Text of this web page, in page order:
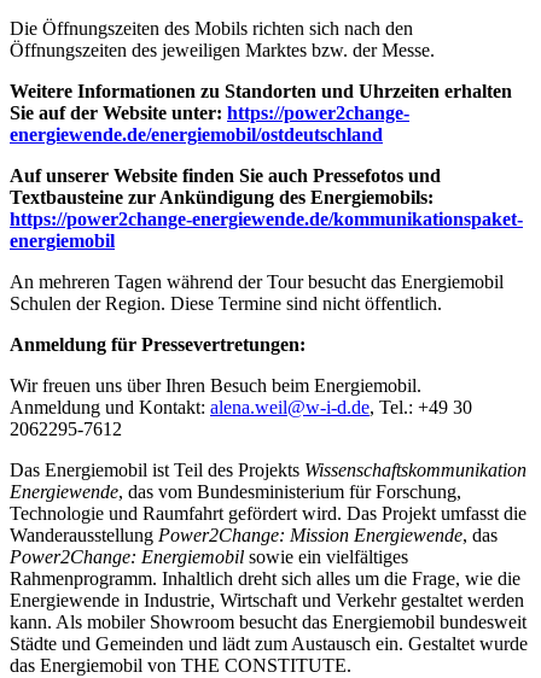
Die Öffnungszeiten des Mobils richten sich nach den
Öffnungszeiten des jeweiligen Marktes bzw. der Messe.
Weitere Informationen zu Standorten und Uhrzeiten erhalten
Sie auf der Website unter: https://power2change-
energiewende.de/energiemobil/ostdeutschland
Auf unserer Website finden Sie auch Pressefotos und
Textbausteine zur Ankündigung des Energiemobils:
https://power2change-energiewende.de/kommunikationspaket-
energiemobil
An mehreren Tagen während der Tour besucht das Energiemobil
Schulen der Region. Diese Termine sind nicht öffentlich.
Anmeldung für Pressevertretungen:
Wir freuen uns über Ihren Besuch beim Energiemobil.
Anmeldung und Kontakt: alena.weil@w-i-d.de, Tel.: +49 30
2062295-7612
Das Energiemobil ist Teil des Projekts Wissenschaftskommunikation
Energiewende, das vom Bundesministerium für Forschung,
Technologie und Raumfahrt gefördert wird. Das Projekt umfasst die
Wanderausstellung Power2Change: Mission Energiewende, das
Power2Change: Energiemobil sowie ein vielfältiges
Rahmenprogramm. Inhaltlich dreht sich alles um die Frage, wie die
Energiewende in Industrie, Wirtschaft und Verkehr gestaltet werden
kann. Als mobiler Showroom besucht das Energiemobil bundesweit
Städte und Gemeinden und lädt zum Austausch ein. Gestaltet wurde
das Energiemobil von THE CONSTITUTE.